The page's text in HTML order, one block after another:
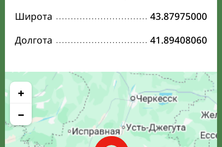
Широта
43.87975000
Долгота
41.89408060
+
−